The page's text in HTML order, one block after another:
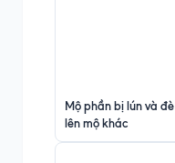
Mộ phần bị lún và đè
lên mộ khác